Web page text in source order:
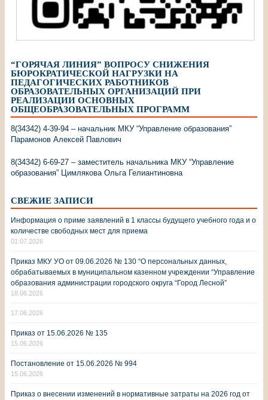
“ГОРЯЧАЯ ЛИНИЯ” ВОПРОСУ СНИЖЕНИЯ
БЮРОКРАТИЧЕСКОЙ НАГРУЗКИ НА
ПЕДАГОГИЧЕСКИХ РАБОТНИКОВ
ОБРАЗОВАТЕЛЬНЫХ ОРГАНИЗАЦИЙ ПРИ
РЕАЛИЗАЦИИ ОСНОВНЫХ
ОБЩЕОБРАЗОВАТЕЛЬНЫХ ПРОГРАММ
8(34342) 4-39-94 – начальник МКУ “Управление образования”
Парамонов Алексей Павлович
8(34342) 6-69-27 – заместитель начальника МКУ “Управление
образования” Цимлякова Ольга Гелиантиновна
СВЕЖИЕ ЗАПИСИ
Информация о приме заявлений в 1 классы будущего учебного года и о
количестве свободных мест для приема
01.07.2026
Приказ МКУ УО от 09.06.2026 № 130 “О персональных данных,
обрабатываемых в муниципальном казенном учреждении “Управление
образования администрации городского округа “Город Лесной”
18.06.2026
17.06.2026
Приказ от 15.06.2026 № 135
15.06.2026
Постановление от 15.06.2026 № 994
15.06.2026
Приказ о внесении изменений в нормативные затраты на 2026 год от